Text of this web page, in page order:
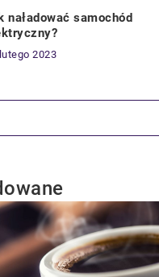
naładować samochód
2023